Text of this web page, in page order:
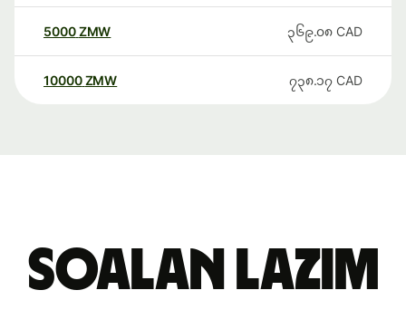
5000ZMW ၃၆၉.၀၈ CAD
10000 ZMW ၇၃၈.၁၇ CAD
Soalan Lazim